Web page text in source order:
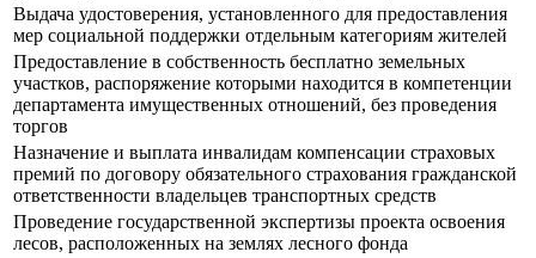
Выдача удостоверения, установленного для предоставления
мер социальной поддержки отдельным категориям жителей
Предоставление в собственность бесплатно земельных
участков, распоряжение которыми находится в компетенции
департамента имущественных отношений, без проведения
торгов
Назначение и выплата инвалидам компенсации страховых
премий по договору обязательного страхования гражданской
ответственности владельцев транспортных средств
Проведение государственной экспертизы проекта освоения
лесов, расположенных на землях лесного фонда